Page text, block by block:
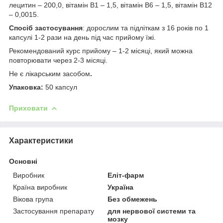
лецитин – 200,0, вітамін В1 – 1,5, вітамін В6 – 1,5, вітамін В12
– 0,0015.
Спосіб застосування: дорослим та підліткам з 16 років по 1
капсулі 1-2 рази на день під час прийому їжі.
Рекомендований курс прийому – 1-2 місяці, який можна
повторювати через 2-3 місяці.
Не є лікарським засобом.
Упаковка: 50 капсул
Приховати
Характеристики
Основні
Виробник
Еліт-фарм
Країна виробник
Україна
Вікова група
Без обмежень
Застосування препарату
для нервової системи та
мозку